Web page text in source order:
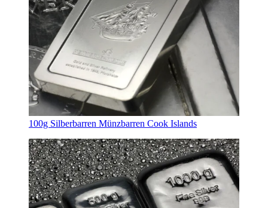
100g Silberbarren Münzbarren Cook Islands